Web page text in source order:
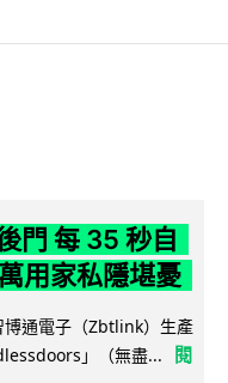
門 每 35 秒自
用家私隱堪憂
通電子（Zbtlink）生產
」（無盡...
閱